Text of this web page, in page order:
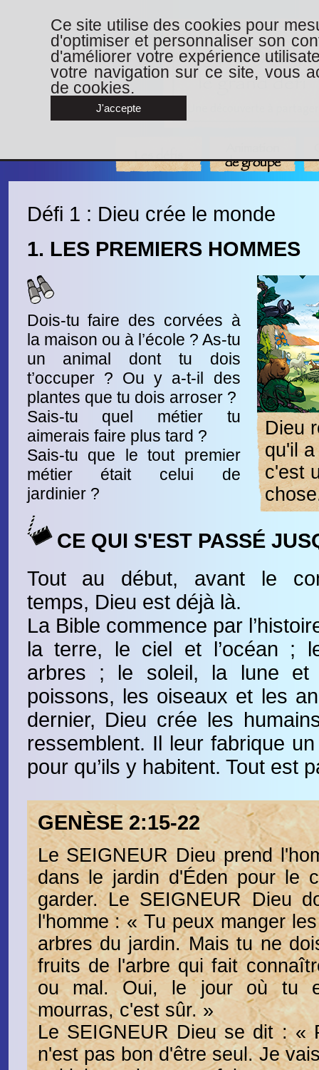
de groupe
Défi 1 : Dieu crée le monde
1. LES PREMIERS HOMMES
Dois-tu faire des corvées à
la maison ou à l’école ? As-tu
un animal dont tu dois
t’occuper ? Ou y a-t-il des
plantes que tu dois arroser ?
Sais-tu quel métier tu
aimerais faire plus tard ?
Sais-tu que le tout premier
métier était celui de
jardinier ?
Dieu
qu'il
c'est
CE QUI S'EST PASSÉ
Tout au début, avant le
temps, Dieu est déjà là.
La Bible commence par
la terre, le ciel et l’océan ;
arbres ; le soleil, la lune
poissons, les oiseaux et les
dernier, Dieu crée les
ressemblent. Il leur fabrique
pour qu’ils y habitent. Tout est
GENÈSE 2:15-22
Le SEIGNEUR Dieu prend
dans le jardin d'Éden pour le
garder. Le SEIGNEUR Dieu
l'homme : « Tu peux manger
arbres du jardin. Mais tu ne
fruits de l'arbre qui fait
ou mal. Oui, le jour où tu
mourras, c'est sûr. »
Le SEIGNEUR Dieu se dit : «
n'est pas bon d'être seul. Je
Ce site utilise des cookies pour
d'optimiser et personnaliser son
d'améliorer votre expérience
votre navigation sur ce site, vous
de cookies.
J'accepte